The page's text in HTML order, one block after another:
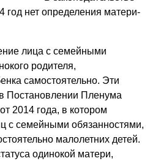
год нет определения матери-
лица с семейными
родителя,
самостоятельно. Эти
Постановлении Пленума
2014 года, в котором
с семейными обязанностями,
малолетних детей.
одинокой матери,